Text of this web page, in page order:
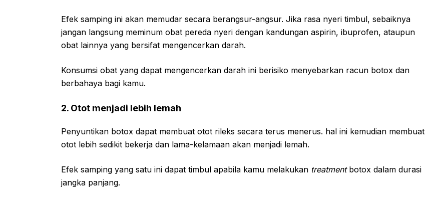
Efek samping ini akan memudar secara berangsur-angsur. Jika rasa nyeri timbul, sebaiknya
jangan langsung meminum obat pereda nyeri dengan kandungan aspirin, ibuprofen, ataupun
obat lainnya yang bersifat mengencerkan darah.
Konsumsi obat yang dapat mengencerkan darah ini berisiko menyebarkan racun botox dan
berbahaya bagi kamu.
2. Otot menjadi lebih lemah
Penyuntikan botox dapat membuat otot rileks secara terus menerus. hal ini kemudian membuat
otot lebih sedikit bekerja dan lama-kelamaan akan menjadi lemah.
Efek samping yang satu ini dapat timbul apabila kamu melakukan treatment botox dalam durasi
jangka panjang.